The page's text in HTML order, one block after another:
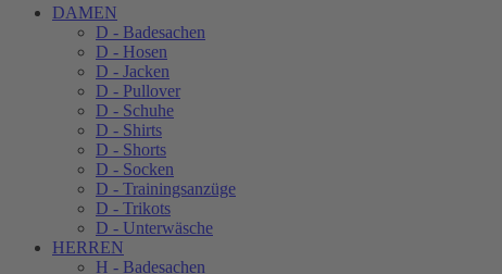
DAMEN
D - Badesachen
D - Hosen
D - Jacken
D - Pullover
D - Schuhe
D - Shirts
D - Shorts
D - Socken
D - Trainingsanzüge
D - Trikots
D - Unterwäsche
HERREN
H - Badesachen